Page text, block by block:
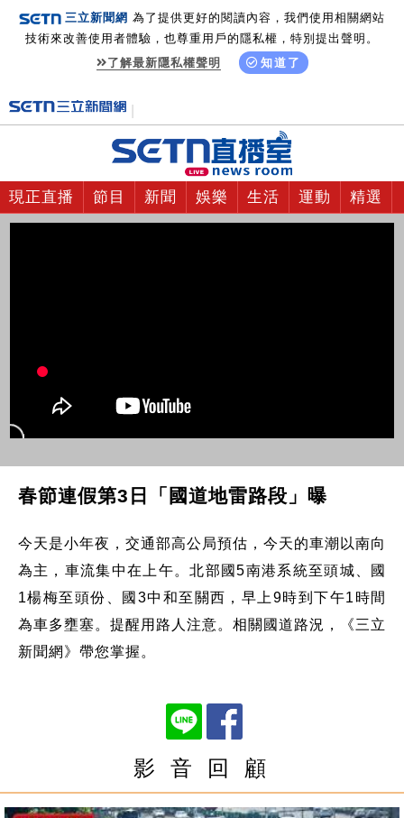
三立新聞網 為了提供更好的閱讀內容，我們使用相關網站
技術來改善使用者體驗，也尊重用戶的隱私權，特別提出聲明。
了解最新隱私權聲明
知道了
現正直播 節目 新聞 娛樂 生活 運動 精選
春節連假第3日「國道地雷路段」曝
今天是小年夜，交通部高公局預估，今天的車潮以南向
為主，車流集中在上午。北部國5南港系統至頭城、國
1楊梅至頭份、國3中和至關西，早上9時到下午1時間
為車多壅塞。提醒用路人注意。相關國道路況，《三立
新聞網》帶您掌握。
影 音 回 顧